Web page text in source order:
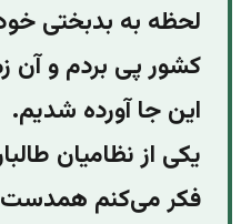
لحظه به بدبختی
کشور پی‌ بردم و آن
این جا آورده شدیم.
یکی از نظامیان
فکر می‌کنم